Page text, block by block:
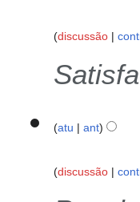
discussão
atu ant
discussão